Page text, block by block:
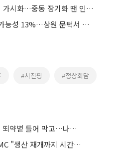
대신증권 “미국 CPI 4% 진입 가시화…중동 장기화 땐 인플레 리스크 확대”
美 클래리티 법안 연내 통과 가능성 13%…상원 문턱서 제동
#시진핑 #정상회담
초대형 자동 파라솔 수백개로 뙤약볕 틀어 막고⋯나라별 폭염 생존법
일본 강진 사망자 28명⋯TSMC "생산 재개까지 시간 필요해"